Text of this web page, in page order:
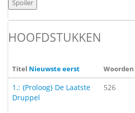
HOOFDSTUKKEN
Titel Nieuwste eerst Woorden
1.: {Proloog} De Laatste
Druppel
526